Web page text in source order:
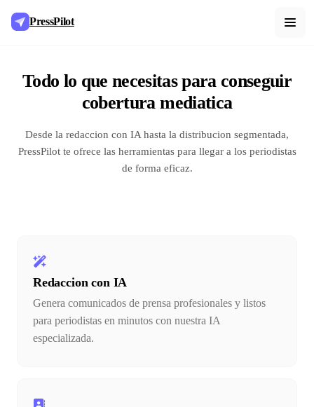
PressPilot
Todo lo que necesitas para conseguir
cobertura mediatica
Desde la redaccion con IA hasta la distribucion segmentada,
PressPilot te ofrece las herramientas para llegar a los periodistas
de forma eficaz.
Redaccion con IA
Genera comunicados de prensa profesionales y listos
para periodistas en minutos con nuestra IA
especializada.